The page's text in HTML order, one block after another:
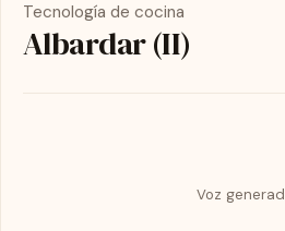
Tecnología de cocina
Albardar (II)
Voz